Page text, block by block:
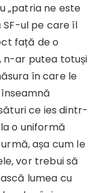
„patria ne este
ul pe care îl
față de o
n-ar putea totuși
în care le
ce ies dintr-
o uniformă
așa cum le
vor trebui să
lumea cu